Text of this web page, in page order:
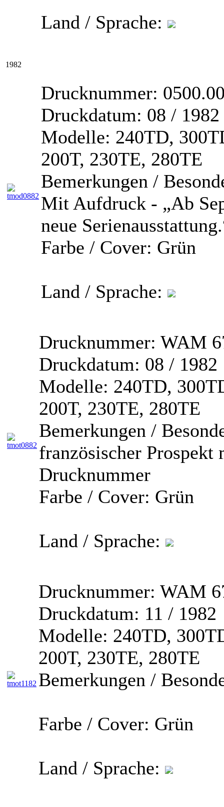
Land / Sprache:
1982
Drucknummer:
Druckdatum: 08 / 1982
Modelle: 240TD,
200T, 230TE, 280TE
Bemerkungen /
Mit Aufdruck - „Ab
neue
Farbe / Cover: Grün
Land / Sprache:
Drucknummer: WAM
Druckdatum: 08 / 1982
Modelle: 240TD,
200T, 230TE, 280TE
Bemerkungen /
französischer Prospekt
Drucknummer
Farbe / Cover: Grün
Land / Sprache:
Drucknummer: WAM
Druckdatum: 11 / 1982
Modelle: 240TD,
200T, 230TE, 280TE
Bemerkungen /
Farbe / Cover: Grün
Land / Sprache: